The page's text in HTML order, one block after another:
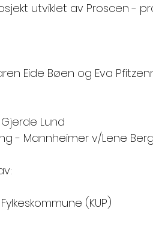
utviklet av Proscen -
Eide Bøen og Eva
Lund
- Mannheimer v/Lene
(KUP)